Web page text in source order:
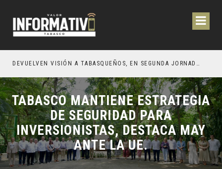
DEVUELVEN VISIÓN A TABASQUEÑOS, EN SEGUNDA JORNADA DE CIRUGÍA DE CATARATAS 2026
TABASCO MANTIENE ESTRATEGIA
DE SEGURIDAD PARA
INVERSIONISTAS, DESTACA MAY
ANTE LA UE.